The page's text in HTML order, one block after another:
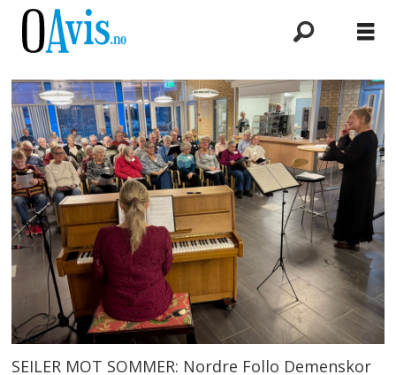
SEILER MOT SOMMER: Nordre Follo Demenskor